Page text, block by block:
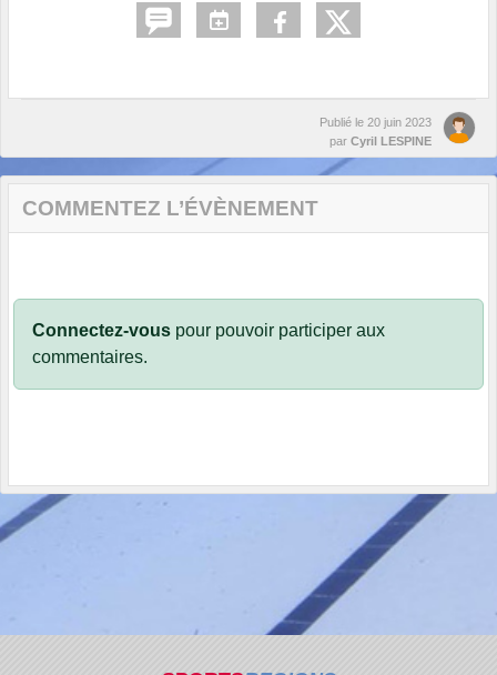
Publié le 20 juin 2023
par Cyril LESPINE
COMMENTEZ L’ÉVÈNEMENT
Connectez-vous pour pouvoir participer aux
commentaires.